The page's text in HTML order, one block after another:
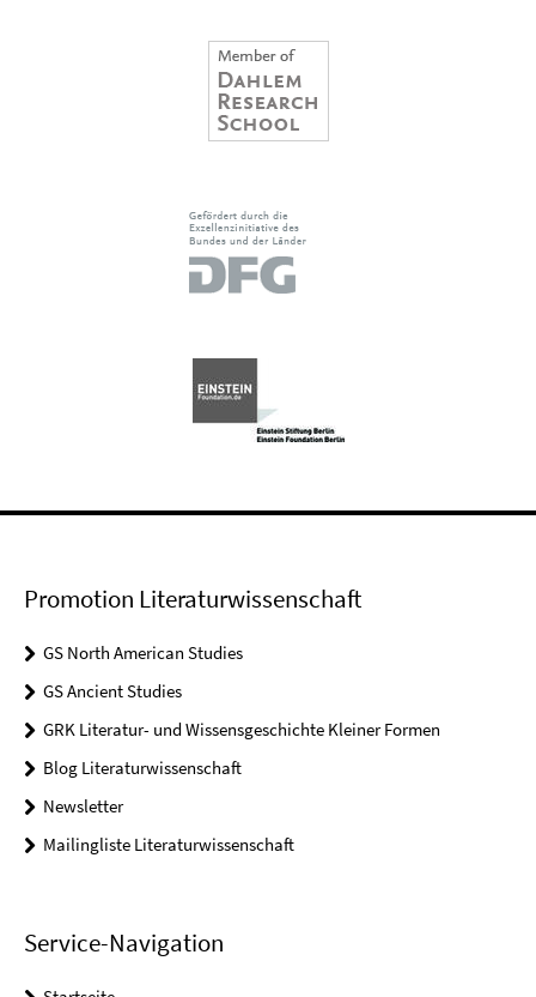
Promotion Literaturwissenschaft
GS North American Studies
GS Ancient Studies
GRK Literatur- und Wissensgeschichte Kleiner Formen
Blog Literaturwissenschaft
Newsletter
Mailingliste Literaturwissenschaft
Service-Navigation